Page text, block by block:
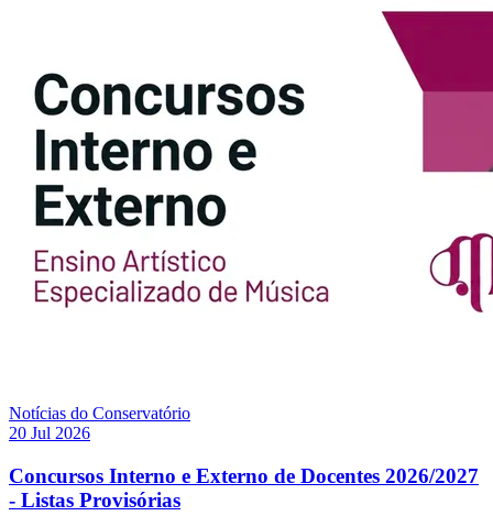
Notícias do Conservatório
20 Jul 2026
Concursos Interno e Externo de Docentes 2026/2027
- Listas Provisórias